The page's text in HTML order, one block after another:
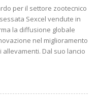
per il settore zootecnico
Sexcel vendute in
la diffusione globale
nel miglioramento
Dal suo lancio